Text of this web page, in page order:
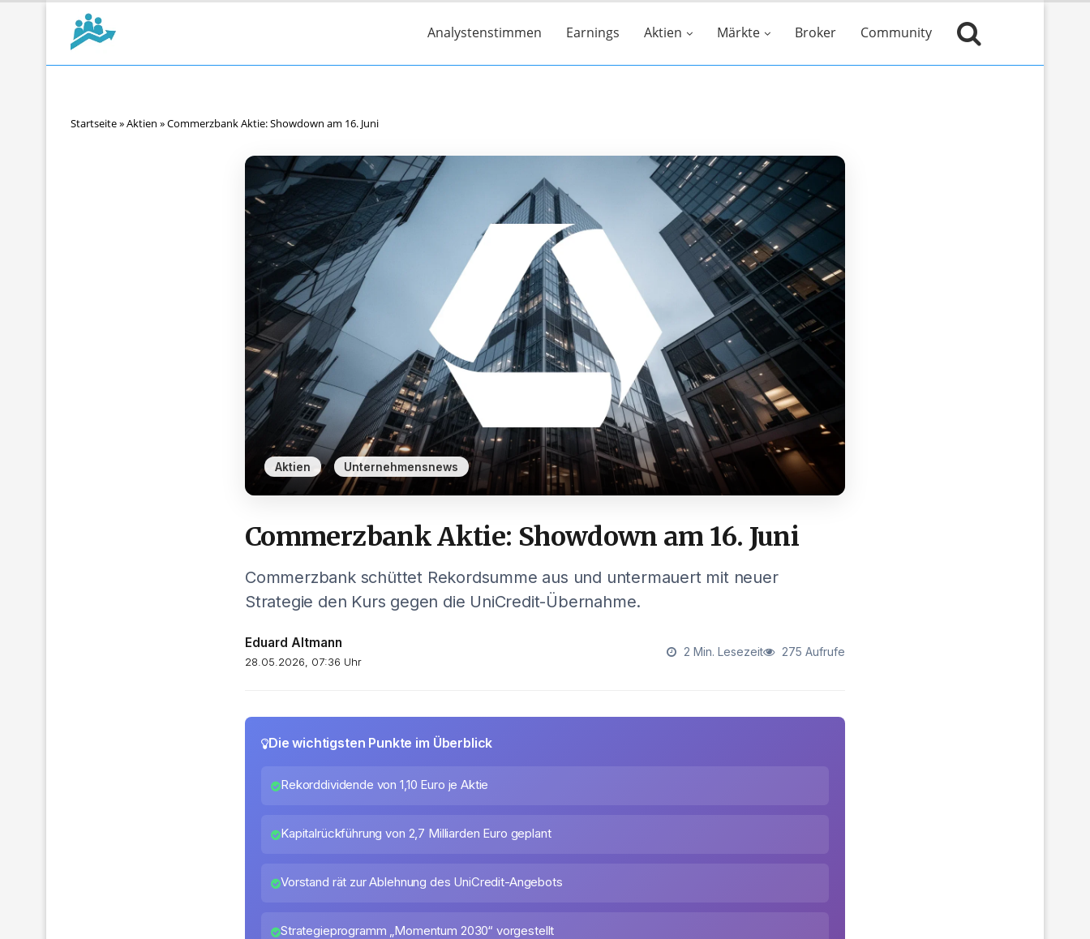
Analystenstimmen Earnings Aktien Märkte Broker Community
Startseite»Aktien »Commerzbank Aktie: Showdown am 16. Juni
Aktien , Unternehmensnews
Commerzbank Aktie: Showdown am 16. Juni
Commerzbank schüttet Rekordsumme aus und untermauert mit neuer
Strategie den Kurs gegen die UniCredit-Übernahme.
Eduard Altmann
28.05.2026, 07:36 Uhr
2 Min. Lesezeit 275 Aufrufe
Die wichtigsten Punkte im Überblick
Rekorddividende von 1,10 Euro je Aktie
Kapitalrückführung von 2,7 Milliarden Euro geplant
Vorstand rät zur Ablehnung des UniCredit-Angebots
Strategieprogramm „Momentum 2030“ vorgestellt